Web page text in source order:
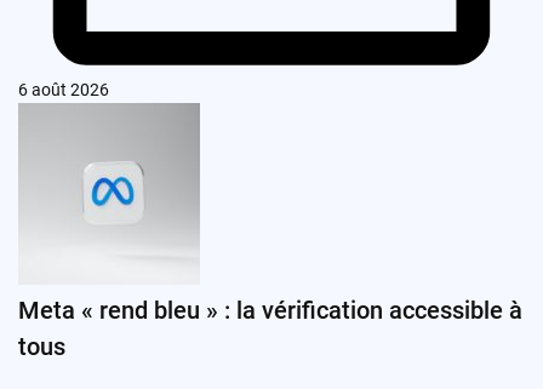
6 août 2026
Meta « rend bleu » : la vérification accessible à
tous